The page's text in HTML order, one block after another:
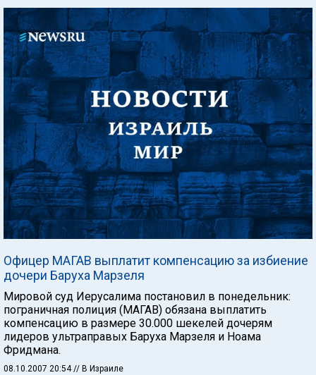
Офицер МАГАВ выплатит компенсацию за избиение
дочери Баруха Марзеля
Мировой суд Иерусалима постановил в понедельник:
пограничная полиция (МАГАВ) обязана выплатить
компенсацию в размере 30.000 шекелей дочерям
лидеров ультраправых Баруха Марзеля и Ноама
Фридмана.
08.10.2007 20:54// В Израиле